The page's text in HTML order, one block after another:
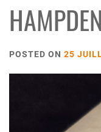
POSTED ON 25